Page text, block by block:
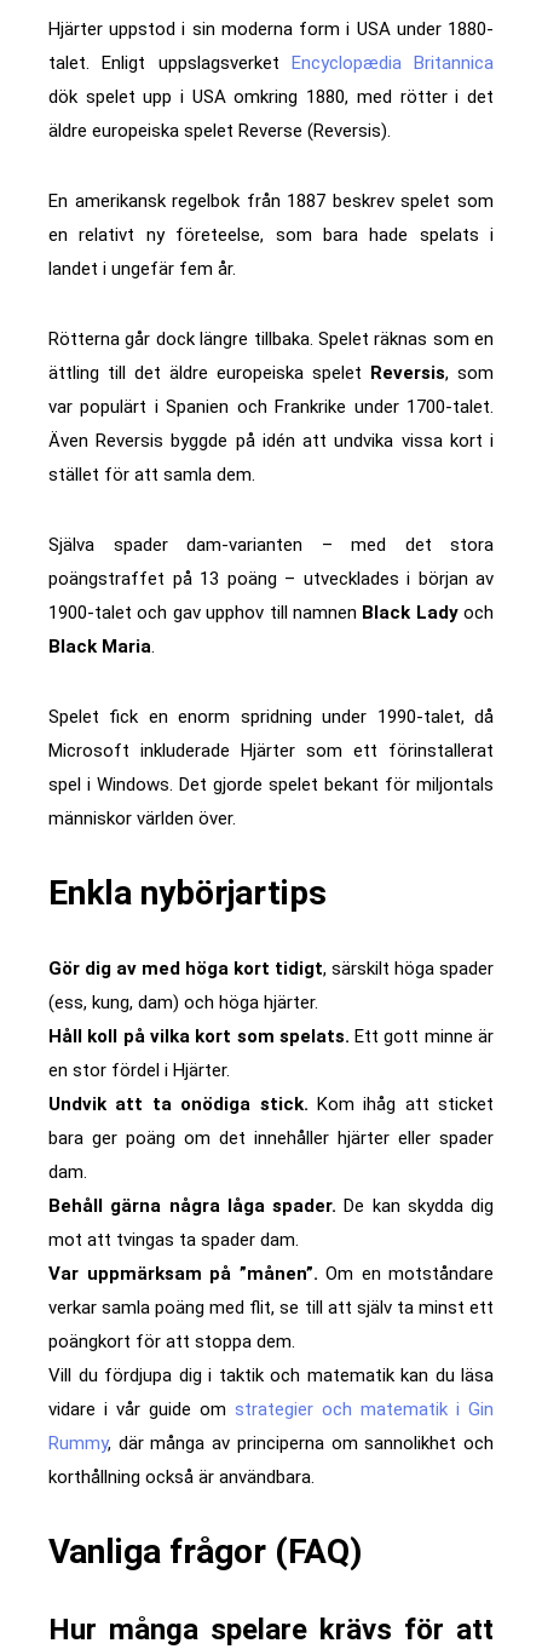
Hjärter uppstod i sin moderna form i USA under 1880-
talet. Enligt uppslagsverket
Encyclopædia Britannica
dök spelet upp i USA omkring 1880, med rötter i det
äldre europeiska spelet Reverse (Reversis).
En amerikansk regelbok från 1887 beskrev spelet som
en relativt ny företeelse, som bara hade spelats i
landet i ungefär fem år.
Rötterna går dock längre tillbaka. Spelet räknas som en
ättling till det äldre europeiska spelet
Reversis, som
var populärt i Spanien och Frankrike under 1700-talet.
Även Reversis byggde på idén att undvika vissa kort i
stället för att samla dem.
Själva spader dam-varianten – med det stora
poängstraffet på 13 poäng – utvecklades i början av
1900-talet och gav upphov till namnen Black Ladyoch
Black Maria.
Spelet fick en enorm spridning under 1990-talet, då
Microsoft inkluderade Hjärter som ett förinstallerat
spel i Windows. Det gjorde spelet bekant för miljontals
människor världen över.
Enkla nybörjartips
Gör dig av med höga kort tidigt, särskilt höga spader
(ess, kung, dam) och höga hjärter.
Håll koll på vilka kort som spelats. Ett gott minne är
en stor fördel i Hjärter.
Undvik att ta onödiga stick. Kom ihåg att sticket
bara ger poäng om det innehåller hjärter eller spader
dam.
Behåll gärna några låga spader. De kan skydda dig
mot att tvingas ta spader dam.
Var uppmärksam på ”månen”. Om en motståndare
verkar samla poäng med flit, se till att själv ta minst ett
poängkort för att stoppa dem.
Vill du fördjupa dig i taktik och matematik kan du läsa
vidare i vår guide om strategier och matematik i Gin
Rummy, där många av principerna om sannolikhet och
korthållning också är användbara.
Vanliga frågor (FAQ)
Hur många spelare krävs för att